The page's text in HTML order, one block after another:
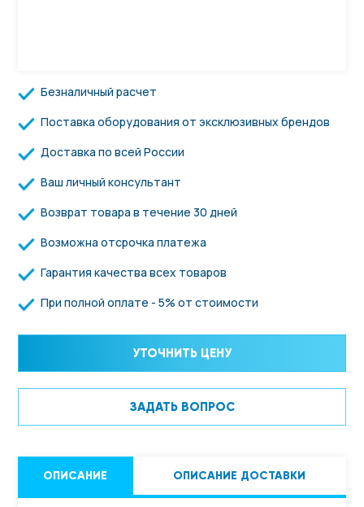
Безналичный расчет
Поставка оборудования от эксклюзивных брендов
Доставка по всей России
Ваш личный консультант
Возврат товара в течение 30 дней
Возможна отсрочка платежа
Гарантия качества всех товаров
При полной оплате - 5% от стоимости
УТОЧНИТЬ ЦЕНУ
ЗАДАТЬ ВОПРОС
ОПИСАНИЕ ОПИСАНИЕ ДОСТАВКИ